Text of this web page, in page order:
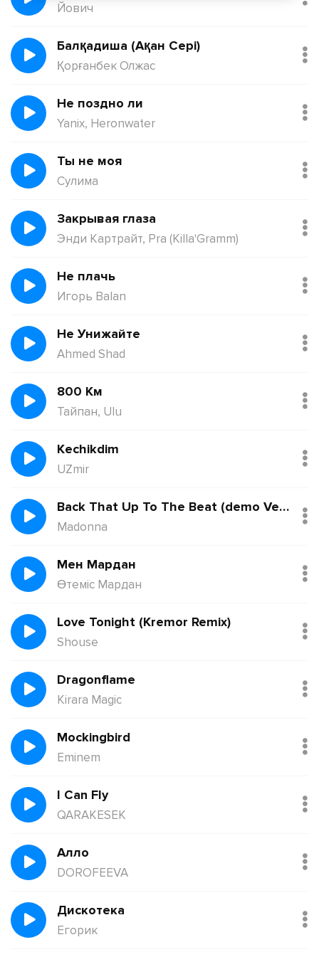
Йович
Балқадиша (Ақан Сері)
Қорғанбек Олжас
Не поздно ли
Yanix, Heronwater
Ты не моя
Сулима
Закрывая глаза
Энди Картрайт, Pra (Killa'Gramm)
Не плачь
Игорь Balan
Не Унижайте
Ahmed Shad
800 Км
Тайпан, Ulu
Kechikdim
UZmir
Back That Up To The Beat (demo Version)
Madonna
Мен Мардан
Өтеміс Мардан
Love Tonight (Kremor Remix)
Shouse
Dragonflame
Kirara Magic
Mockingbird
Eminem
I Can Fly
QARAKESEK
Алло
DOROFEEVA
Дискотека
Егорик